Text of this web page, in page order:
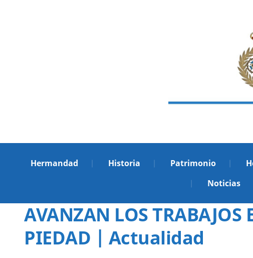
Hermandad Historia Patrimonio
Noticias
AVANZAN LOS TRABAJOS
PIEDAD | Actualidad